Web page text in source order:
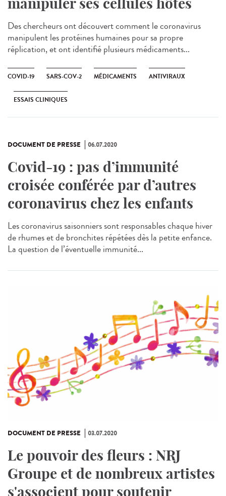
Des chercheurs ont découvert comment le coronavirus
manipulent les protéines humaines pour sa propre
réplication, et ont identifié plusieurs médicaments...
COVID-19 SARS-COV-2 MÉDICAMENTS ANTIVIRAUX
ESSAIS CLINIQUES
DOCUMENT DE PRESSE 06.07.2020
Covid-19 : pas d’immunité
croisée conférée par d’autres
coronavirus chez les enfants
Les coronavirus saisonniers sont responsables chaque hiver
de rhumes et de bronchites répétées dès la petite enfance.
La question de l’éventuelle immunité...
DOCUMENT DE PRESSE 03.07.2020
Le pouvoir des fleurs : NRJ
Groupe et de nombreux artistes
s'associent pour soutenir